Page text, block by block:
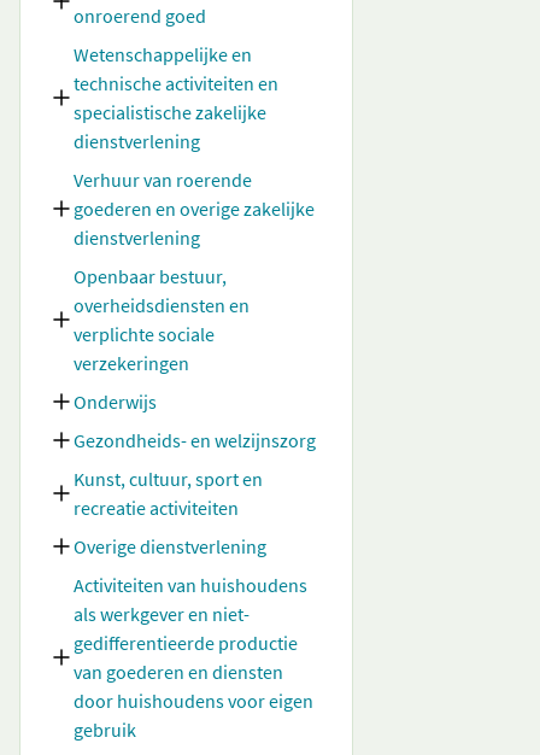
onroerend goed
Wetenschappelijke en
technische activiteiten en
specialistische zakelijke
dienstverlening
Verhuur van roerende
goederen en overige zakelijke
dienstverlening
Openbaar bestuur,
overheidsdiensten en
verplichte sociale
verzekeringen
Onderwijs
Gezondheids- en welzijnszorg
Kunst, cultuur, sport en
recreatie activiteiten
Overige dienstverlening
Activiteiten van huishoudens
als werkgever en niet-
gedifferentieerde productie
van goederen en diensten
door huishoudens voor eigen
gebruik